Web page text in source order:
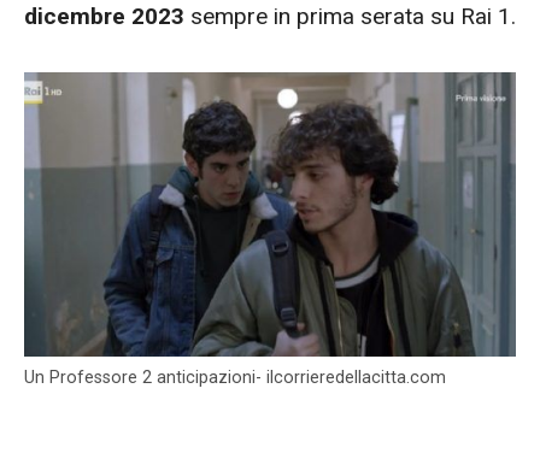
dicembre 2023 sempre in prima serata su Rai 1.
Un Professore 2 anticipazioni- ilcorrieredellacitta.com